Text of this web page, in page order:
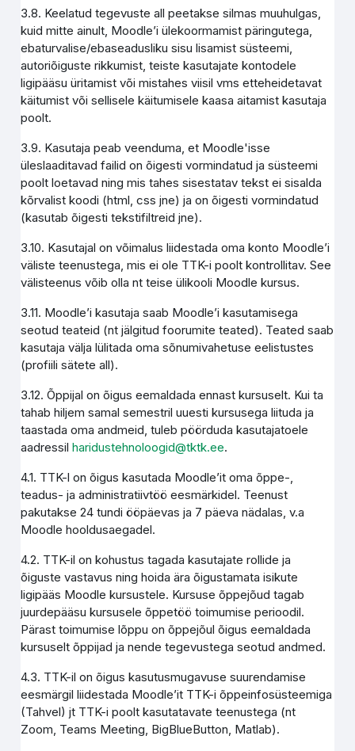
3.8. Keelatud tegevuste all peetakse silmas muuhulgas,
kuid mitte ainult, Moodle’i ülekoormamist päringutega,
ebaturvalise/ebaseadusliku sisu lisamist süsteemi,
autoriõiguste rikkumist, teiste kasutajate kontodele
ligipääsu üritamist või mistahes viisil vms etteheidetavat
käitumist või sellisele käitumisele kaasa aitamist kasutaja
poolt.
3.9. Kasutaja peab veenduma, et Moodle'isse
üleslaaditavad failid on õigesti vormindatud ja süsteemi
poolt loetavad ning mis tahes sisestatav tekst ei sisalda
kõrvalist koodi (html, css jne) ja on õigesti vormindatud
(kasutab õigesti tekstifiltreid jne).
3.10. Kasutajal on võimalus liidestada oma konto Moodle’i
väliste teenustega, mis ei ole TTK-i poolt kontrollitav. See
välisteenus võib olla nt teise ülikooli Moodle kursus.
3.11. Moodle’i kasutaja saab Moodle’i kasutamisega
seotud teateid (nt jälgitud foorumite teated). Teated saab
kasutaja välja lülitada oma sõnumivahetuse eelistustes
(profiili sätete all).
3.12. Õppijal on õigus eemaldada ennast kursuselt. Kui ta
tahab hiljem samal semestril uuesti kursusega liituda ja
taastada oma andmeid, tuleb pöörduda kasutajatoele
aadressilharidustehnoloogid@tktk.ee.
4.1. TTK-l on õigus kasutada Moodle’it oma õppe-,
teadus- ja administratiivtöö eesmärkidel. Teenust
pakutakse 24 tundi ööpäevas ja 7 päeva nädalas, v.a
Moodle hooldusaegadel.
4.2. TTK-il on kohustus tagada kasutajate rollide ja
õiguste vastavus ning hoida ära õigustamata isikute
ligipääs Moodle kursustele. Kursuse õppejõud tagab
juurdepääsu kursusele õppetöö toimumise perioodil.
Pärast toimumise lõppu on õppejõul õigus eemaldada
kursuselt õppijad ja nende tegevustega seotud andmed.
4.3. TTK-il on õigus kasutusmugavuse suurendamise
eesmärgil liidestada Moodle’it TTK-i õppeinfosüsteemiga
(Tahvel) jt TTK-i poolt kasutatavate teenustega (nt
Zoom, Teams Meeting, BigBlueButton, Matlab).